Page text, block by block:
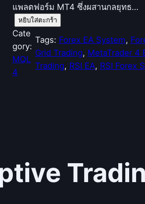
แพลตฟอร์ม MT4 ซึ่งผสานกลยุทธ…
จำ
น
ว
น
(
o
t
หยิบใส่ตะกร้า
Cate
gory:
MQL
4
Tags: Forex EA System,
Grid Trading, MetaTrader 4
Trading, RSI EA, RSI Forex